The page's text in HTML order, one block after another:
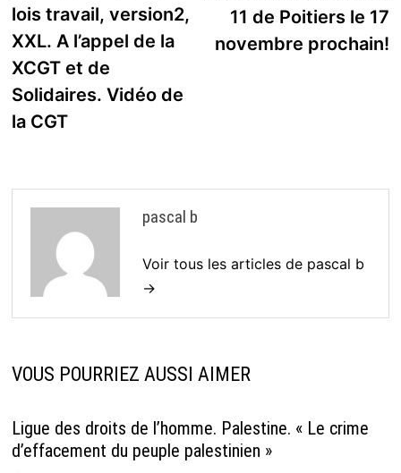
lois travail, version2,
XXL. A l’appel de la
XCGT et de
Solidaires. Vidéo de
la CGT
11 de Poitiers le 17
novembre prochain!
pascal b
Voir tous les articles de pascal b
→
VOUS POURRIEZ AUSSI AIMER
Ligue des droits de l’homme. Palestine. « Le crime
d’effacement du peuple palestinien »